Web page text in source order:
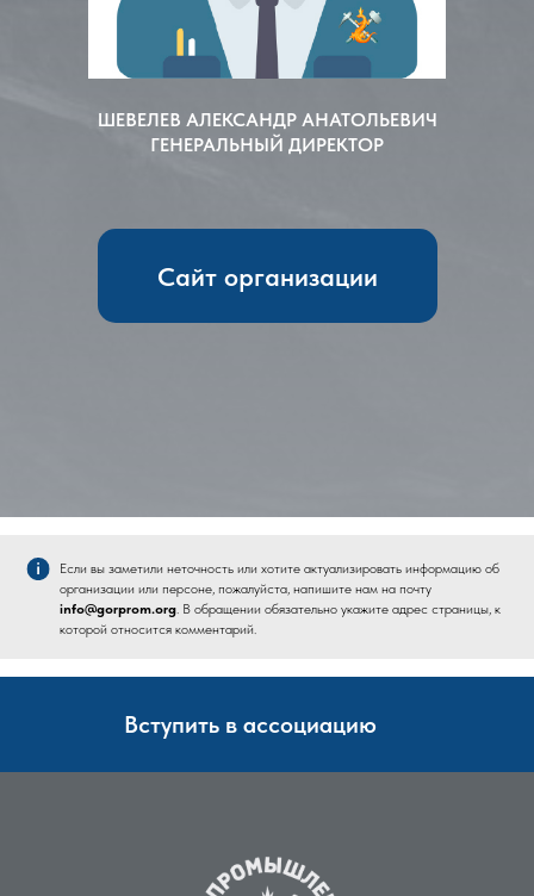
ШЕВЕЛЕВ АЛЕКСАНДР АНАТОЛЬЕВИЧ
ГЕНЕРАЛЬНЫЙ ДИРЕКТОР
Сайт организации
Если вы заметили неточность или хотите актуализировать информацию об
организации или персоне, пожалуйста, напишите нам на почту
info@gorprom.org. В обращении обязательно укажите адрес страницы, к
которой относится комментарий.
Вступить в ассоциацию